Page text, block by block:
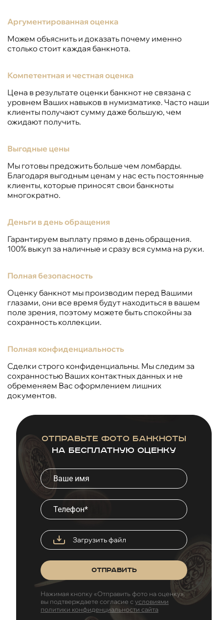
Аргументированная оценка
Можем объяснить и доказать почему именно
столько стоит каждая банкнота.
Компетентная и честная оценка
Цена в результате оценки банкнот не связана с
уровнем Ваших навыков в нумизматике. Часто наши
клиенты получают сумму даже большую, чем
ожидают получить.
Выгодные цены
Мы готовы предожить больше чем ломбарды.
Благодаря выгодным ценам у нас есть постоянные
клиенты, которые приносят свои банкноты
многократно.
Деньги в день обращения
Гарантируем выплату прямо в день обращения.
100% выкуп за наличные и сразу вся сумма на руки.
Полная безопасность
Оценку банкнот мы производим перед Вашими
глазами, они все время будут находиться в вашем
поле зрения, поэтому можете быть спокойны за
сохранность коллекции.
Полная конфиденциальность
Сделки строго конфиденциальны. Мы следим за
сохранностью Ваших контактных данных и не
обременяем Вас оформлением лишних
документов.
Отправьте фото банкноты
на бесплатную оценку
Загрузить файл
Отправить
Нажимая кнопку «Отправить фото на оценку»,
вы подтверждаете согласие сусловиями
политики конфиденциальности сайта